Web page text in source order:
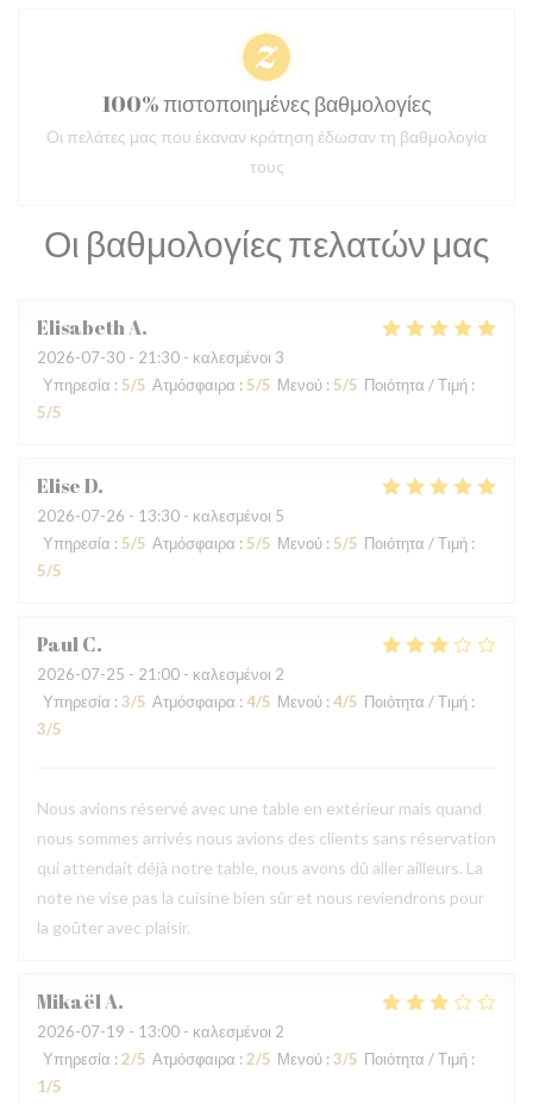
Οι βαθμολογίες πελατών μας
ElisabethA
2026-07-30 - 21:30 - καλεσμένοι 3
Υπηρεσία : 5/5 Ατμόσφαιρα : 5/5 Μενού : 5/5 Ποιότητα / Τιμή :
5/5
EliseD
2026-07-26 - 13:30 - καλεσμένοι 5
Υπηρεσία : 5/5 Ατμόσφαιρα : 5/5 Μενού : 5/5 Ποιότητα / Τιμή :
5/5
PaulC
2026-07-25 - 21:00 - καλεσμένοι 2
Υπηρεσία : 3/5 Ατμόσφαιρα : 4/5 Μενού : 4/5 Ποιότητα / Τιμή :
3/5
Nous avions réservé avec une table en extérieur mais quand
nous sommes arrivés nous avions des clients sans réservation
qui attendait déjà notre table, nous avons dû aller ailleurs. La
note ne vise pas la cuisine bien sûr et nous reviendrons pour
la goûter avec plaisir.
MikaëlA
2026-07-19 - 13:00 - καλεσμένοι 2
Υπηρεσία : 2/5 Ατμόσφαιρα : 2/5 Μενού : 3/5 Ποιότητα / Τιμή :
1/5
100% πιστοποιημένες βαθμολογίες
Οι πελάτες μας που έκαναν κράτηση έδωσαν τη βαθμολογία
τους